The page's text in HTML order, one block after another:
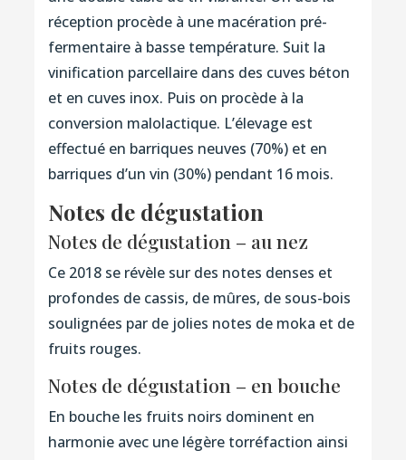
réception procède à une macération pré-
fermentaire à basse température. Suit la
vinification parcellaire dans des cuves béton
et en cuves inox. Puis on procède à la
conversion malolactique. L’élevage est
effectué en barriques neuves (70%) et en
barriques d’un vin (30%) pendant 16 mois.
Notes de dégustation
Notes de dégustation – au nez
Ce 2018 se révèle sur des notes denses et
profondes de cassis, de mûres, de sous-bois
soulignées par de jolies notes de moka et de
fruits rouges.
Notes de dégustation – en bouche
En bouche les fruits noirs dominent en
harmonie avec une légère torréfaction ainsi